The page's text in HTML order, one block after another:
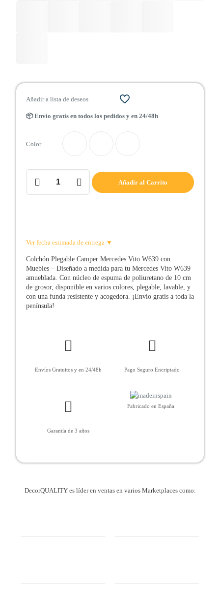
Añadir a lista de deseos
📦 Envío gratis en todos los pedidos y en 24/48h
Color
Camper
muebles
Añadir al Carrito
Ver fecha estimada de entrega ▼
Colchón Plegable Camper Mercedes Vito W639 con
Muebles – Diseñado a medida para tu Mercedes Vito W639
amueblada. Con núcleo de espuma de poliuretano de 10 cm
de grosor, disponible en varios colores, plegable, lavable, y
con una funda resistente y acogedora. ¡Envío gratis a toda la
península!
Envíos Gratuitos y en 24/48h Pago Seguro Encriptado
Garantía de 3 años
Fabricado en España
DecorQUALITY es líder en ventas en varios Marketplaces como: